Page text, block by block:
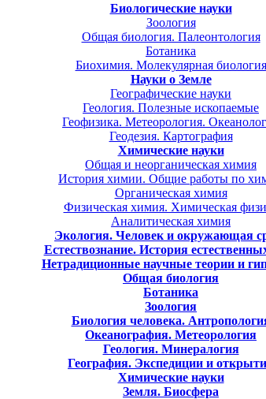
Биологические науки
Зоология
Общая биология. Палеонтология
Ботаника
Биохимия. Молекулярная биология
Науки о Земле
Географические науки
Геология. Полезные ископаемые
Геофизика. Метеорология.
Геодезия. Картография
Химические науки
Общая и неорганическая химия
История химии. Общие работы по
Органическая химия
Физическая химия. Химическая
Аналитическая химия
Экология. Человек и окружающая
Естествознание. История
Нетрадиционные научные теории и
Общая биология
Ботаника
Зоология
Биология человека.
Океанография. Метеорология
Геология. Минералогия
География. Экспедиции и
Химические науки
Земля. Биосфера